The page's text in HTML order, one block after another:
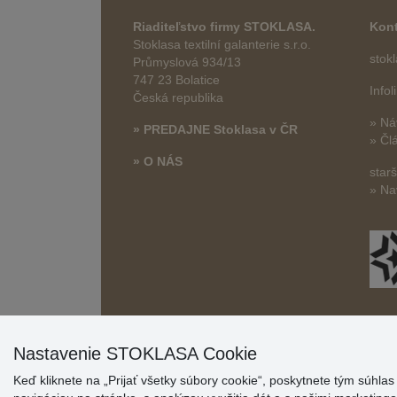
Riaditeľstvo firmy STOKLASA.
Stoklasa textilní galanterie s.r.o.
Průmyslová 934/13
747 23 Bolatice
Česká republika
» PREDAJNE Stoklasa v ČR
» O NÁS
»
»
»
Nastavenie STOKLASA Cookie
Keď kliknete na „Prijať všetky súbory cookie“, poskytnete tým